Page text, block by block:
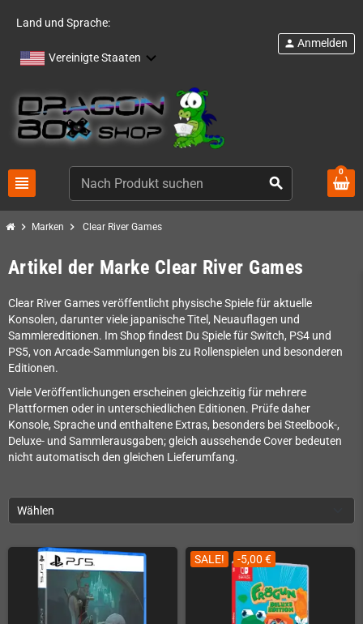
Land und Sprache:
Vereinigte Staaten
view_headline search
person Anmelden
0
chevron_right Marken chevron_right Clear River Games
Artikel der Marke Clear River Games
Clear River Games veröffentlicht physische Spiele für aktuelle
Konsolen, darunter viele japanische Titel, Neuauflagen und
Sammlereditionen. Im Shop findest Du Spiele für Switch, PS4 und
PS5, von Arcade-Sammlungen bis zu Rollenspielen und besonderen
Editionen.
Viele Veröffentlichungen erscheinen gleichzeitig für mehrere
Plattformen oder in unterschiedlichen Editionen. Prüfe daher
Konsole, Sprache und enthaltene Extras, besonders bei Steelbook-,
Deluxe- und Sammlerausgaben; gleich aussehende Cover bedeuten
nicht automatisch den gleichen Lieferumfang.
Wählen
SALE! -5,00 €